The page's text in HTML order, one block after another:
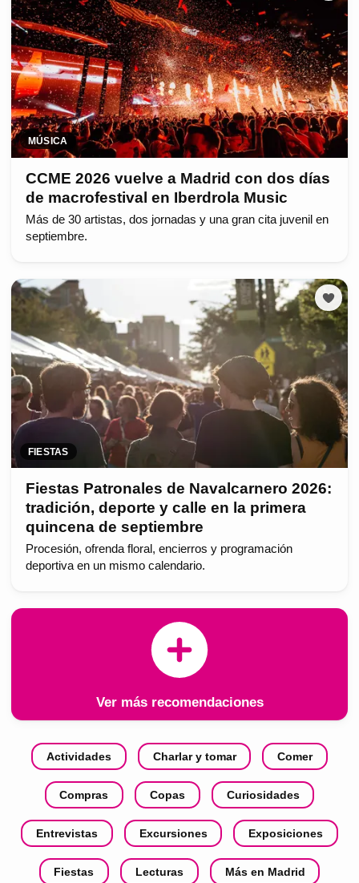
MÚSICA
CCME 2026 vuelve a Madrid con dos días
de macrofestival en Iberdrola Music
Más de 30 artistas, dos jornadas y una gran cita juvenil en
septiembre.
FIESTAS
Fiestas Patronales de Navalcarnero 2026:
tradición, deporte y calle en la primera
quincena de septiembre
Procesión, ofrenda floral, encierros y programación
deportiva en un mismo calendario.
Ver más recomendaciones
Actividades Charlar y tomar Comer
Compras Copas Curiosidades
Entrevistas Excursiones Exposiciones
Fiestas Lecturas Más en Madrid